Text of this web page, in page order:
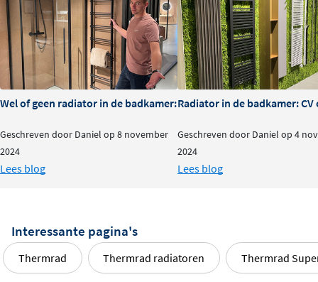
Wel of geen radiator in de badkamer: is het nodig?
Geschreven door Daniel op 8 november
2024
Lees blog
Radiator in de badkamer:
Geschreven door Daniel op 4
2024
Lees blog
Interessante pagina's
Thermrad Thermrad radiatoren Thermrad